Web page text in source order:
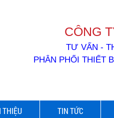
CÔNG
TƯ VẤN -
PHÂN PHỐI THIẾT
THIỆU TIN TỨC